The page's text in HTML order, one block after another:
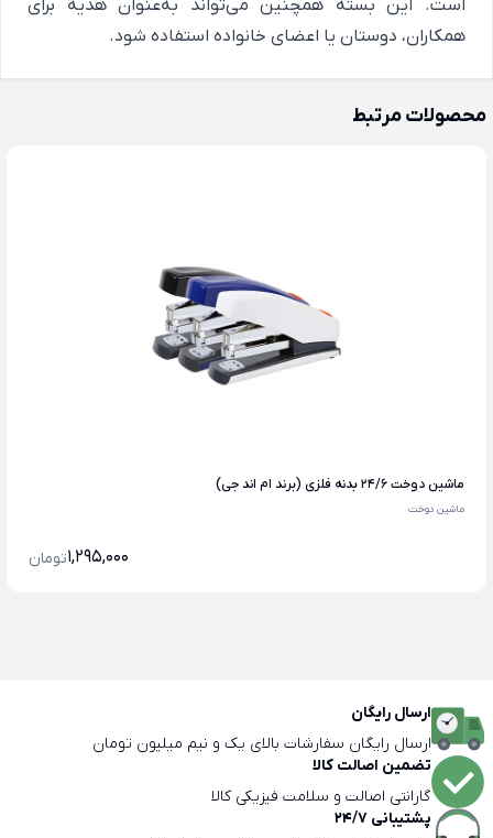
است. این بسته همچنین می‌تواند به‌عنوان هدیه برای
همکاران، دوستان یا اعضای خانواده استفاده شود.
محصولات مرتبط
ماشین دوخت 24/6 بدنه فلزی (برند ام اند جی)
ماشین دوخت
1,295,000تومان
ارسال رایگان
ارسال رایگان سفارشات بالای یک و نیم میلیون تومان
تضمین اصالت کالا
گارانتی اصالت و سلامت فیزیکی کالا
پشتیبانی 24/7